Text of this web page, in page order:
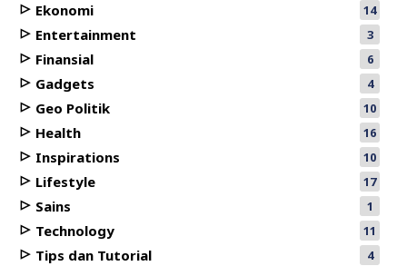
Ekonomi 14
Entertainment 3
Finansial 6
Gadgets 4
Geo Politik 10
Health 16
Inspirations 10
Lifestyle 17
Sains 1
Technology 11
Tips dan Tutorial 4